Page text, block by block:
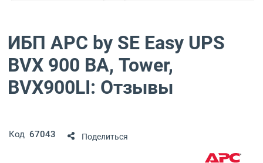
ИБП APC by SE Easy UPS
BVX 900 ВА, Tower,
BVX900LI: Отзывы
Код 67043 Поделиться